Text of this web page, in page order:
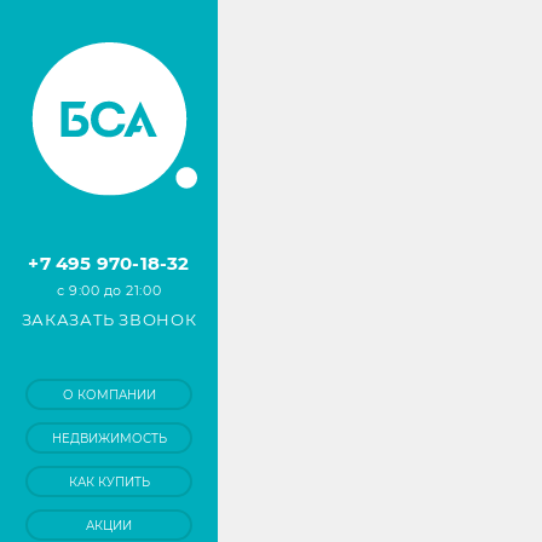
+7 495 970-18-32
с 9:00 до 21:00
ЗАКАЗАТЬ ЗВОНОК
О КОМПАНИИ
НЕДВИЖИМОСТЬ
КАК КУПИТЬ
АКЦИИ